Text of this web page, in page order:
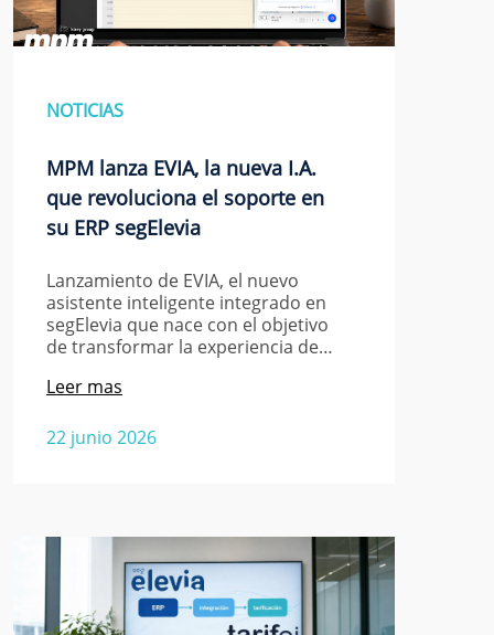
NOTICIAS
MPM lanza EVIA, la nueva I.A.
que revoluciona el soporte en
su ERP segElevia
Lanzamiento de EVIA, el nuevo
asistente inteligente integrado en
segElevia que nace con el objetivo
de transformar la experiencia de…
22 junio 2026
Leer mas